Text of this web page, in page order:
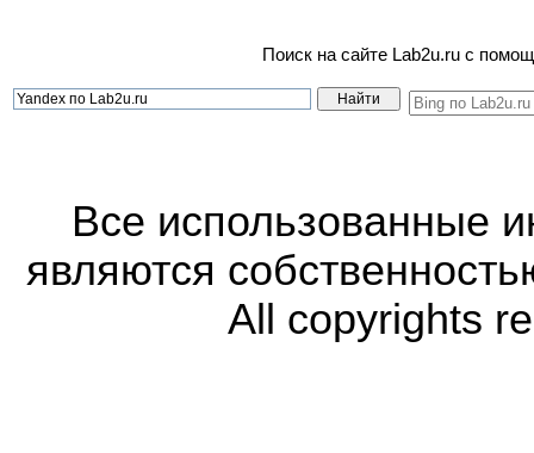
Поиск на сайте Lab2u.ru с
Все использованные
являются
All copyrights